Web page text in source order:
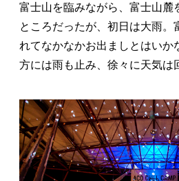
富士山を臨みながら、富士山麓
ところだったが、初日は大雨。
れてなかなかお出ましとはいか
方には雨も止み、徐々に天気は